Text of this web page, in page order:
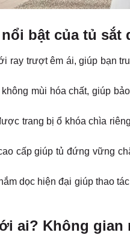
bật của tủ sắt
ray trượt êm ái, giúp bạn
mùi hóa chất, giúp
trang bị ổ khóa chìa
cấp giúp tủ đứng vững
dọc hiện đại giúp thao
ai? Không gian